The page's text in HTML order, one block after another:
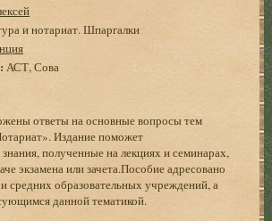
и нотариат. Шпаргалки
АСТ, Сова
ответы на основные вопросы тем
Издание поможет
знания, полученные на лекциях и семинарах,
экзамена или зачета.Пособие адресовано
средних образовательных учреждений, а
данной тематикой.